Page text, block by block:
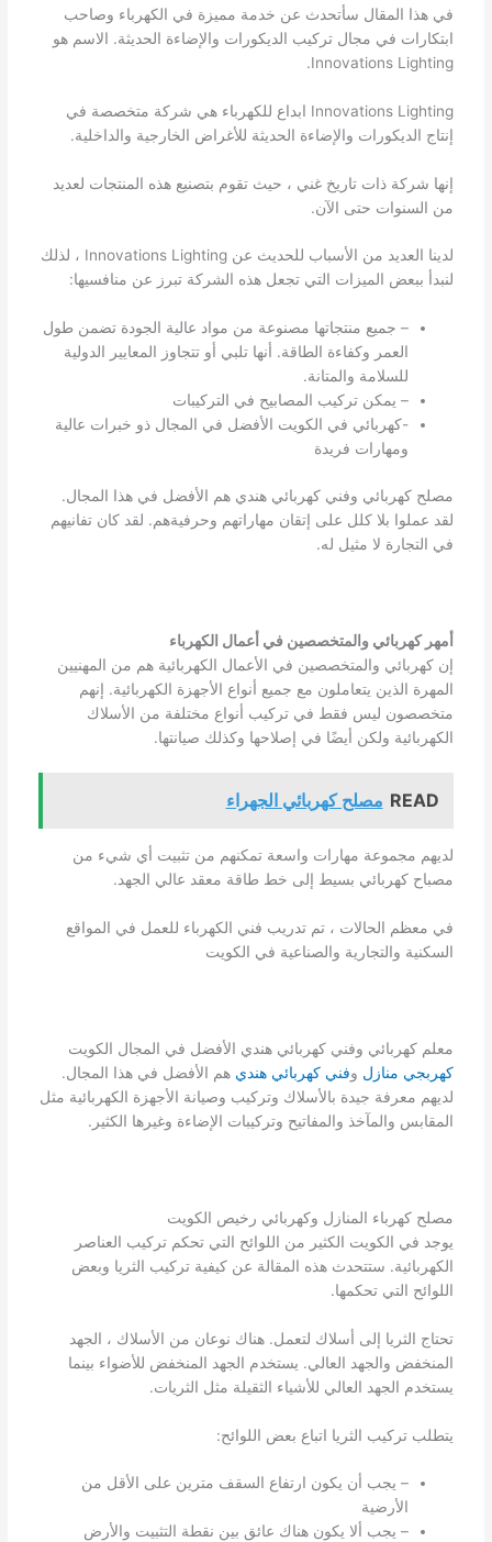
في هذا المقال سأتحدث عن خدمة مميزة في الكهرباء وصاحب
ابتكارات في مجال تركيب الديكورات والإضاءة الحديثة. الاسم هو
Innovations Lighting.
Innovations Lighting ابداع للكهرباء هي شركة متخصصة في
إنتاج الديكورات والإضاءة الحديثة للأغراض الخارجية والداخلية.
إنها شركة ذات تاريخ غني ، حيث تقوم بتصنيع هذه المنتجات لعديد
من السنوات حتى الآن.
لدينا العديد من الأسباب للحديث عن Innovations Lighting ، لذلك
لنبدأ ببعض الميزات التي تجعل هذه الشركة تبرز عن منافسيها:
– جميع منتجاتها مصنوعة من مواد عالية الجودة تضمن طول
العمر وكفاءة الطاقة. أنها تلبي أو تتجاوز المعايير الدولية
للسلامة والمتانة.
– يمكن تركيب المصابيح في التركيبات
-كهربائي في الكويت الأفضل في المجال ذو خبرات عالية
ومهارات فريدة
مصلح كهربائي وفني كهربائي هندي هم الأفضل في هذا المجال.
لقد عملوا بلا كلل على إتقان مهاراتهم وحرفيةهم. لقد كان تفانيهم
في التجارة لا مثيل له.
أمهر كهربائي والمتخصصين في أعمال الكهرباء
إن كهربائي والمتخصصين في الأعمال الكهربائية هم من المهنيين
المهرة الذين يتعاملون مع جميع أنواع الأجهزة الكهربائية. إنهم
متخصصون ليس فقط في تركيب أنواع مختلفة من الأسلاك
الكهربائية ولكن أيضًا في إصلاحها وكذلك صيانتها.
READ مصلح كهربائي الجهراء
لديهم مجموعة مهارات واسعة تمكنهم من تثبيت أي شيء من
مصباح كهربائي بسيط إلى خط طاقة معقد عالي الجهد.
في معظم الحالات ، تم تدريب فني الكهرباء للعمل في المواقع
السكنية والتجارية والصناعية في الكويت
معلم كهربائي وفني كهربائي هندي الأفضل في المجال الكويت
كهربجي منازل وفني كهربائي هندي هم الأفضل في هذا المجال.
لديهم معرفة جيدة بالأسلاك وتركيب وصيانة الأجهزة الكهربائية مثل
المقابس والمآخذ والمفاتيح وتركيبات الإضاءة وغيرها الكثير.
مصلح كهرباء المنازل وكهربائي رخيص الكويت
يوجد في الكويت الكثير من اللوائح التي تحكم تركيب العناصر
الكهربائية. ستتحدث هذه المقالة عن كيفية تركيب الثريا وبعض
اللوائح التي تحكمها.
تحتاج الثريا إلى أسلاك لتعمل. هناك نوعان من الأسلاك ، الجهد
المنخفض والجهد العالي. يستخدم الجهد المنخفض للأضواء بينما
يستخدم الجهد العالي للأشياء الثقيلة مثل الثريات.
يتطلب تركيب الثريا اتباع بعض اللوائح:
– يجب أن يكون ارتفاع السقف مترين على الأقل من
الأرضية
– يجب ألا يكون هناك عائق بين نقطة التثبيت والأرض